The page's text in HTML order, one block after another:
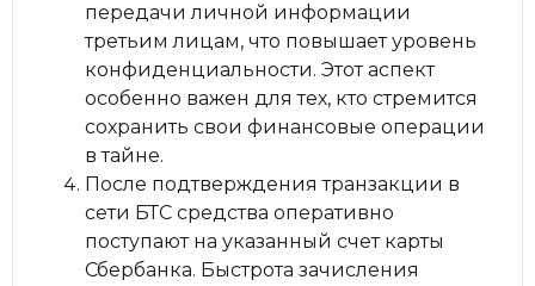
передачи личной информации
третьим лицам, что повышает уровень
конфиденциальности. Этот аспект
особенно важен для тех, кто стремится
сохранить свои финансовые операции
в тайне.
После подтверждения транзакции в
сети БТС средства оперативно
поступают на указанный счет карты
Сбербанка. Быстрота зачисления